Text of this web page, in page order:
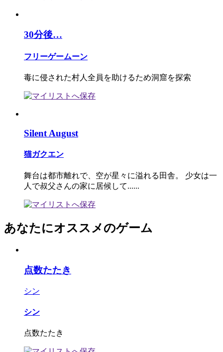
30分後…
フリーゲームーン
毒に侵された村人全員を助けるため洞窟を探索
Silent August
猫ガクエン
舞台は都市離れで、空が星々に溢れる田舎。 少女は一
人で叔父さんの家に居候して......
あなたにオススメのゲーム
点数たたき
シン
シン
点数たたき